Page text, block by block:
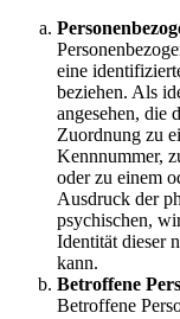
eine
beziehen. Als
angesehen, die
Zuordnung zu
Kennnummer,
oder zu einem
Ausdruck der
psychischen,
Identität dieser
kann.
Betroffene
Betroffene